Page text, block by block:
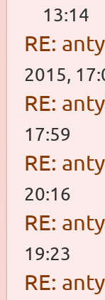
13:14
RE:
2015,
RE:
17:59
RE:
20:16
RE:
19:23
RE: